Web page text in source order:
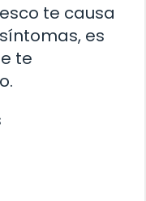
te causa
es
te